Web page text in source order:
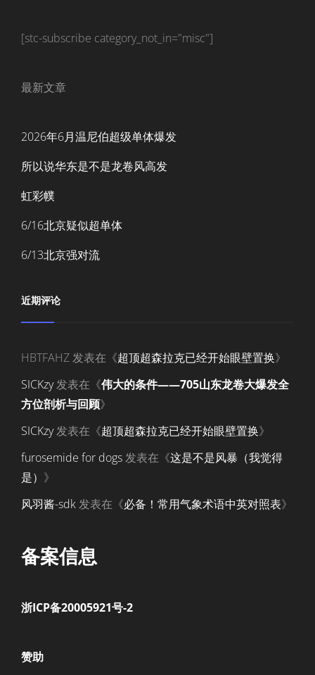
[stc-subscribe category_not_in="misc"]
最新文章
2026年6月温尼伯超级单体爆发
所以说华东是不是龙卷风高发
虹彩幞
6/16北京疑似超单体
6/13北京强对流
近期评论
HBTFAHZ发表在《超顶超森拉克已经开始眼壁置换》
SICKzy发表在《伟大的条件——705山东龙卷大爆发全
方位剖析与回顾》
SICKzy发表在《超顶超森拉克已经开始眼壁置换》
furosemide for dogs发表在《这是不是风暴（我觉得
是） 》
风羽酱-sdk发表在《必备！常用气象术语中英对照表》
备案信息
浙ICP备20005921号-2
赞助